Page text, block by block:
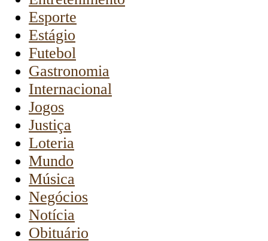
Esporte
Estágio
Futebol
Gastronomia
Internacional
Jogos
Justiça
Loteria
Mundo
Música
Negócios
Notícia
Obituário